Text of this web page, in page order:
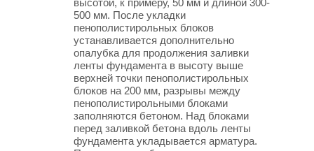
высотой, к примеру, 50 мм и длиной 300-
500 мм. После укладки
пенополистирольных блоков
устанавливается дополнительно
опалубка для продолжения заливки
ленты фундамента в высоту выше
верхней точки пенополистирольных
блоков на 200 мм, разрывы между
пенополистирольными блоками
заполняются бетоном. Над блоками
перед заливкой бетона вдоль ленты
фундамента укладывается арматура.